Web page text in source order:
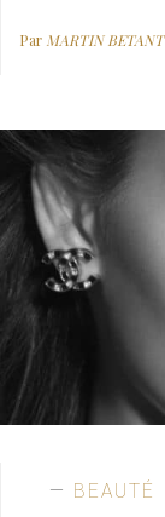
Par MARTIN BETANT
BEAUTÉ